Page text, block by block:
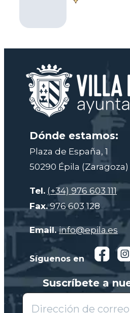
Dónde estamos:
Plaza de España, 1
50290 Épila (Zaragoza)
Tel. (+34) 976 603 111
Fax.976 603 128
Email.info@epila.es
Síguenos en
Suscríbete a